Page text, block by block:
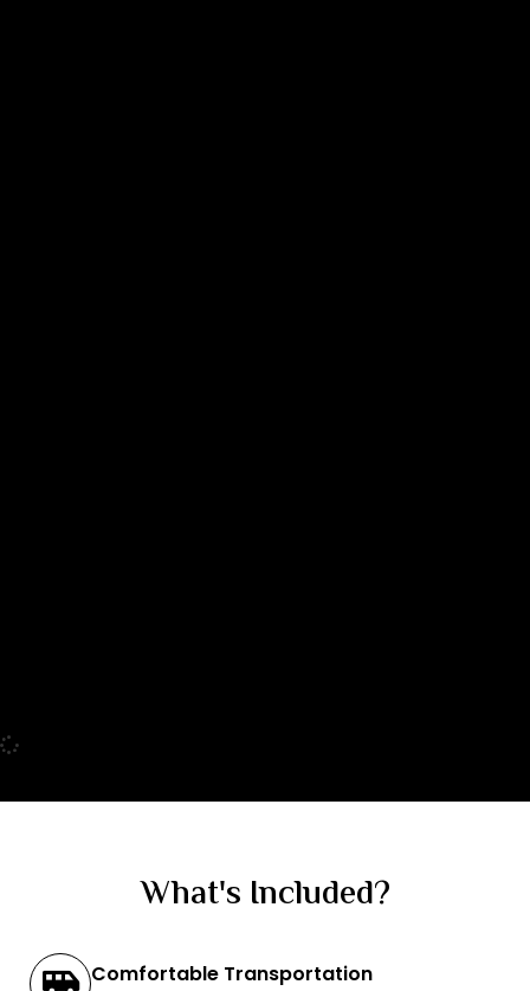
What's Included?
Comfortable Transportation